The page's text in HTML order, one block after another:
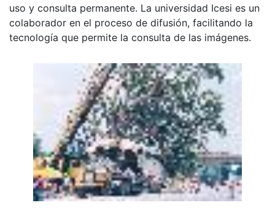
uso y consulta permanente. La universidad Icesi es un
colaborador en el proceso de difusión, facilitando la
tecnología que permite la consulta de las imágenes.